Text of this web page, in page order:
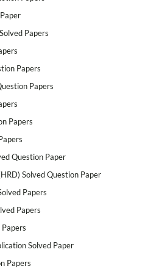
Papers
Papers
Papers
Papers
Question Paper
Solved Question Paper
Papers
Papers
Solved Paper
Papers